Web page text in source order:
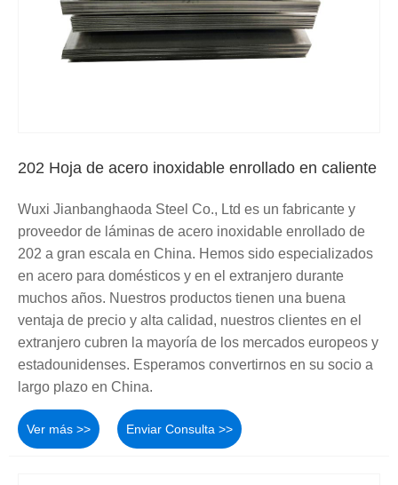
202 Hoja de acero inoxidable enrollado en caliente
Wuxi Jianbanghaoda Steel Co., Ltd es un fabricante y
proveedor de láminas de acero inoxidable enrollado de
202 a gran escala en China. Hemos sido especializados
en acero para domésticos y en el extranjero durante
muchos años. Nuestros productos tienen una buena
ventaja de precio y alta calidad, nuestros clientes en el
extranjero cubren la mayoría de los mercados europeos y
estadounidenses. Esperamos convertirnos en su socio a
largo plazo en China.
Ver más >> Enviar Consulta >>